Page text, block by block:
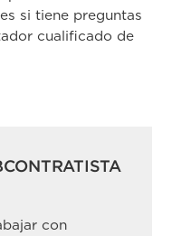
si tiene preguntas
cualificado de
con